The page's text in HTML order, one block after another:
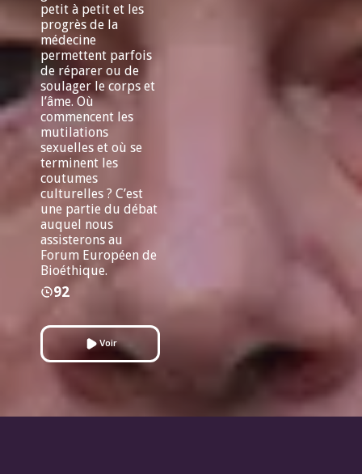
petit à petit et les
progrès de la
médecine
permettent parfois
de réparer ou de
soulager le corps et
l’âme. Où
commencent les
mutilations
sexuelles et où se
terminent les
coutumes
culturelles ? C’est
une partie du débat
auquel nous
assisterons au
Forum Européen de
Bioéthique.
92
Voir